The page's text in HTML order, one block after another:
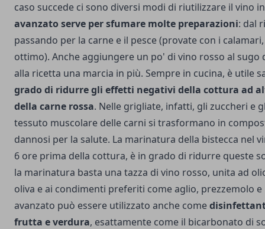
caso succede ci sono diversi modi di riutilizzare il vino
avanzato serve per sfumare molte preparazioni: dal
passando per la carne e il pesce (provate con i
ottimo). Anche aggiungere un po' di vino rosso al
alla ricetta una marcia in più. Sempre in cucina, è utile
grado di ridurre gli effetti negativi della cottura ad
della carne rossa. Nelle grigliate, infatti, gli zuccheri e
tessuto muscolare delle carni si trasformano in
dannosi per la salute. La marinatura della bistecca nel
6 ore prima della cottura, è in grado di ridurre queste
la marinatura basta una tazza di vino rosso, unita ad
oliva e ai condimenti preferiti come aglio, prezzemolo e
avanzato può essere utilizzato anche come
frutta e verdura, esattamente come il bicarbonato di